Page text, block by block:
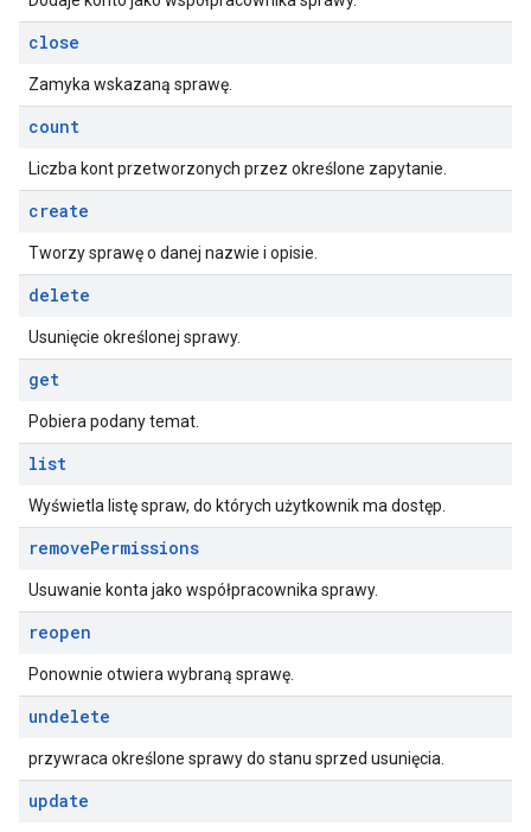
close
Zamyka wskazaną sprawę.
count
Liczba kont przetworzonych przez określone zapytanie.
create
Tworzy sprawę o danej nazwie i opisie.
delete
Usunięcie określonej sprawy.
get
Pobiera podany temat.
list
Wyświetla listę spraw, do których użytkownik ma dostęp.
removePermissions
Usuwanie konta jako współpracownika sprawy.
reopen
Ponownie otwiera wybraną sprawę.
undelete
przywraca określone sprawy do stanu sprzed usunięcia.
update